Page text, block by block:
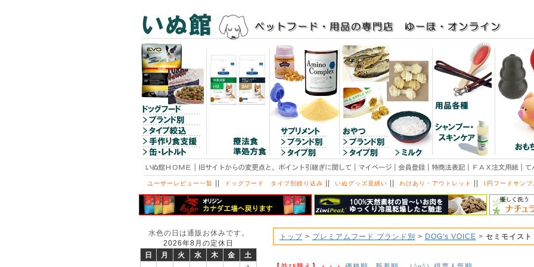
ユーザーレビュー一覧 || ドッグフード タイプ別絞り込み || いぬグッズ見繕い || わけあり・アウトレット || 1円フードサンプ
水色の日は通販お休みです。
2026年8月の定休日
日
月 火 水 木 金
土
トップ> プレミアムフード ブランド別 > DOG's VOICE > セミモイスト